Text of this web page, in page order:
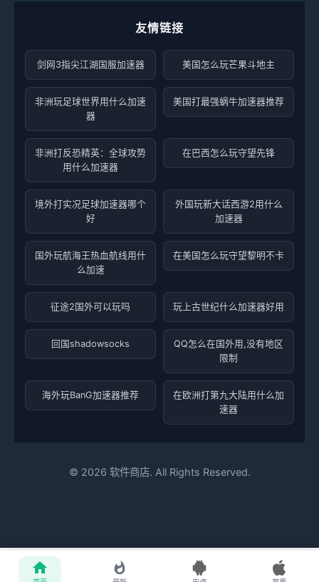
友情链接
剑网3指尖江湖国服加速器 美国怎么玩芒果斗地主
非洲玩足球世界用什么加速
器
美国打最强蜗牛加速器推荐
非洲打反恐精英：全球攻势
用什么加速器
在巴西怎么玩守望先锋
境外打实况足球加速器哪个
好
外国玩新大话西游2用什么
加速器
国外玩航海王热血航线用什
么加速
在美国怎么玩守望黎明不卡
征途2国外可以玩吗 玩上古世纪什么加速器好用
回国shadowsocks
QQ怎么在国外用,没有地区
限制
海外玩BanG加速器推荐
在欧洲打第九大陆用什么加
速器
© 2026 软件商店. All Rights Reserved.